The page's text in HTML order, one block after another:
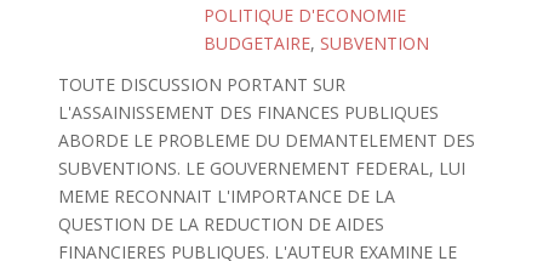
POLITIQUE D'ECONOMIE
BUDGETAIRE, SUBVENTION
TOUTE DISCUSSION PORTANT SUR
L'ASSAINISSEMENT DES FINANCES PUBLIQUES
ABORDE LE PROBLEME DU DEMANTELEMENT DES
SUBVENTIONS. LE GOUVERNEMENT FEDERAL, LUI
MEME RECONNAIT L'IMPORTANCE DE LA
QUESTION DE LA REDUCTION DE AIDES
FINANCIERES PUBLIQUES. L'AUTEUR EXAMINE LE